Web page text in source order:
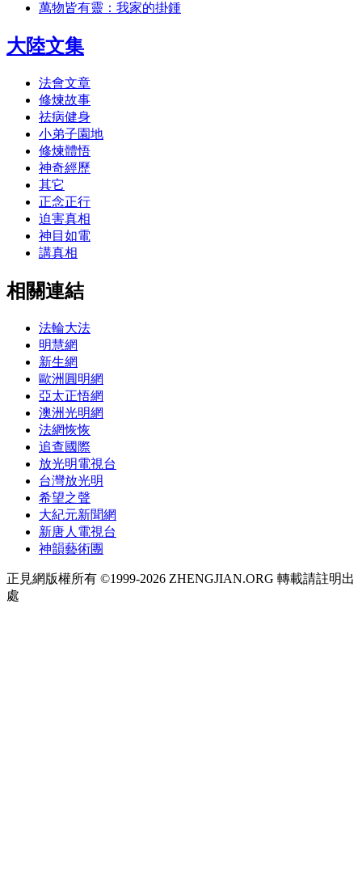
萬物皆有靈：我家的掛鍾
大陸文集
法會文章
修煉故事
祛病健身
小弟子園地
修煉體悟
神奇經歷
其它
正念正行
迫害真相
神目如電
講真相
相關連結
法輪大法
明慧網
新生網
歐洲圓明網
亞太正悟網
澳洲光明網
法網恢恢
追查國際
放光明電視台
台灣放光明
希望之聲
大紀元新聞網
新唐人電視台
神韻藝術團
正見網版權所有 ©1999-2026 ZHENGJIAN.ORG 轉載請註明出
處